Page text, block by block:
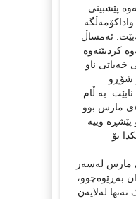
پێشبینی
ئەمساڵ
کردبێتەوە
خەباتی ناو
ئەو شۆڕو
به ڵام
به پێچه وانه وه ئه مساڵ ٨ی مارس بوو
وییه
بۆ
ئاماژەت پێدا، ٨ی مارس لەسەر
بەڕێوەچوو،
لەلایەن